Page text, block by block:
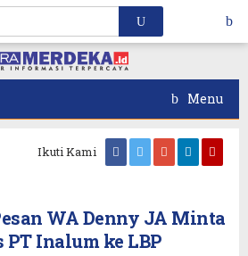
Menu
Ikuti Kami
WA Denny JA Minta
Inalum ke LBP